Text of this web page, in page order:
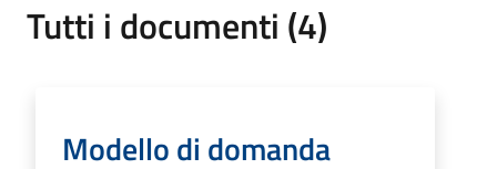
Tutti i documenti (4)
Modello di domanda